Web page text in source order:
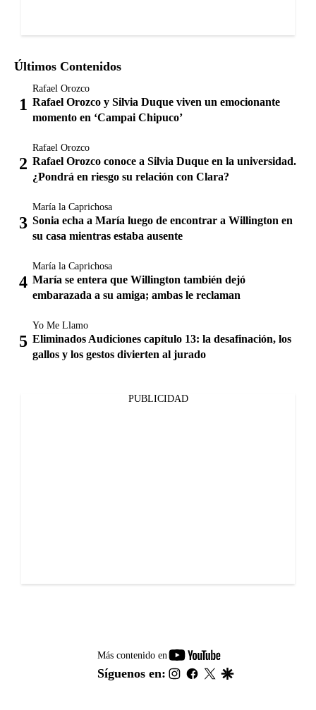
Últimos Contenidos
Rafael Orozco
Rafael Orozco y Silvia Duque viven un emocionante
momento en ‘Campai Chipuco’
Rafael Orozco
Rafael Orozco conoce a Silvia Duque en la universidad.
¿Pondrá en riesgo su relación con Clara?
María la Caprichosa
Sonia echa a María luego de encontrar a Willington en
su casa mientras estaba ausente
María la Caprichosa
María se entera que Willington también dejó
embarazada a su amiga; ambas le reclaman
Yo Me Llamo
Eliminados Audiciones capítulo 13: la desafinación, los
gallos y los gestos divierten al jurado
PUBLICIDAD
Más contenido en
youtube-
footer
Síguenos en: instagram
facebook
twitter